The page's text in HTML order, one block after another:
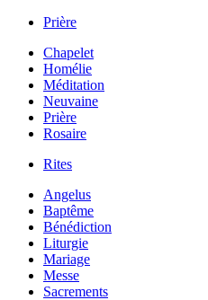
Prière
Chapelet
Homélie
Méditation
Neuvaine
Prière
Rosaire
Rites
Angelus
Baptême
Bénédiction
Liturgie
Mariage
Messe
Sacrements